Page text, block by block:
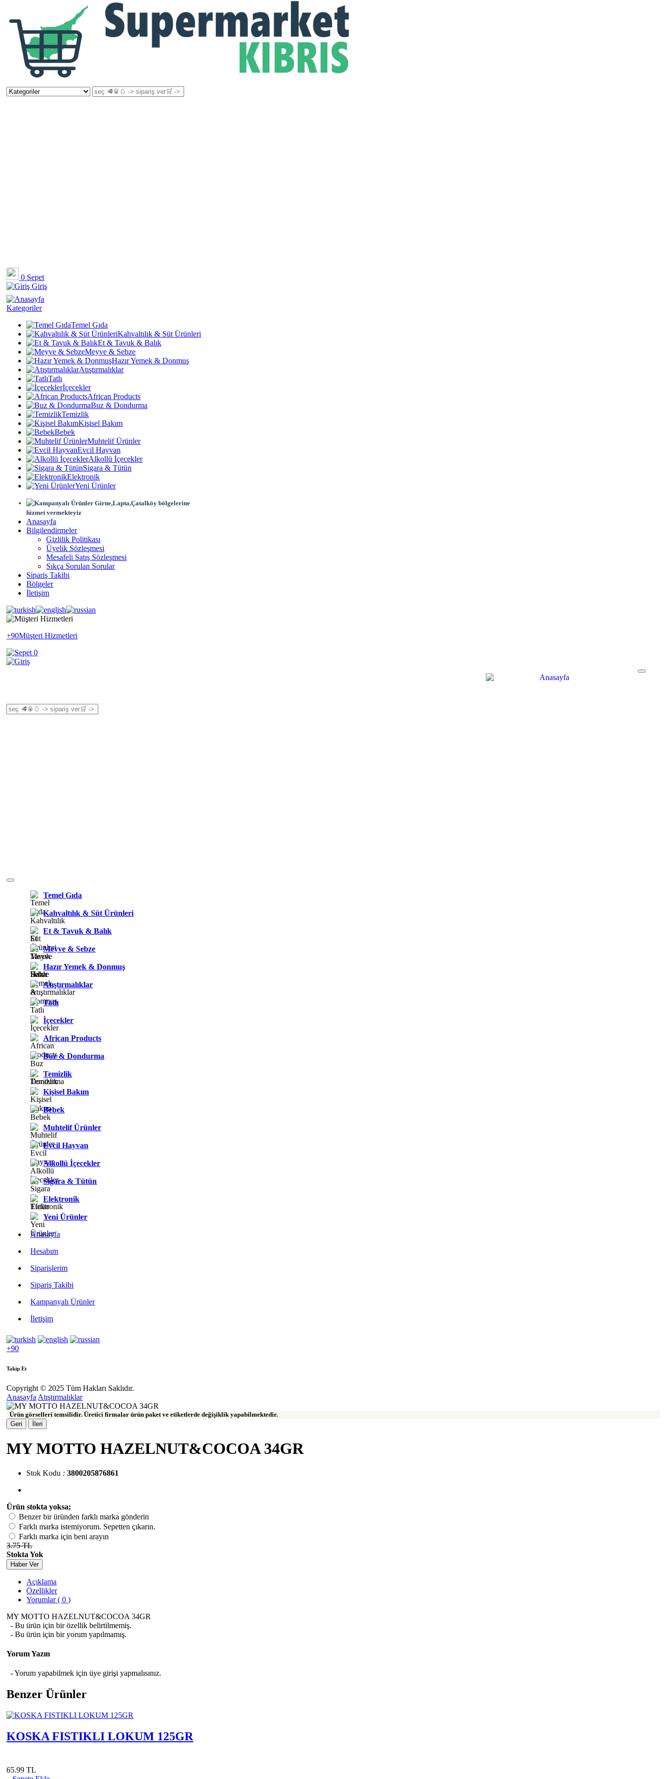
0 Sepet
Giriş
Kategoriler
Temel Gıda
Kahvaltılık & Süt Ürünleri
Et & Tavuk & Balık
Meyve & Sebze
Hazır Yemek & Donmuş
Atıştırmalıklar
Tatlı
İçecekler
African Products
Buz & Dondurma
Temizlik
Kişisel Bakım
Bebek
Muhtelif Ürünler
Evcil Hayvan
Alkollü İçecekler
Sigara & Tütün
Elektronik
Yeni Ürünler
Girne,Lapta,Çatalköy bölgelerine
hizmet vermekteyiz
Anasayfa
Bilgilendirmeler
Gizlilik Politikası
Üyelik Sözleşmesi
Mesafeli Satış Sözleşmesi
Sıkça Sorulan Sorular
Sipariş Takibi
Bölgeler
İletişim
+90Müşteri Hizmetleri
0
Temel Gıda
Kahvaltılık & Süt Ürünleri
Et & Tavuk & Balık
Meyve & Sebze
Hazır Yemek & Donmuş
Atıştırmalıklar
Tatlı
İçecekler
African Products
Buz & Dondurma
Temizlik
Kişisel Bakım
Bebek
Muhtelif Ürünler
Evcil Hayvan
Alkollü İçecekler
Sigara & Tütün
Elektronik
Yeni Ürünler
Anasayfa
Hesabım
Siparişlerim
Sipariş Takibi
Kampanyalı Ürünler
İletişim
+90
Takip Et
Copyright © 2025 Tüm Hakları Saklıdır.
Anasayfa Atıştırmalıklar
Ürün görselleri temsilidir. Üretici firmalar ürün paket ve etiketlerde değişiklik yapabilmektedir.
Geri
İleri
MY MOTTO HAZELNUT&COCOA 34GR
Stok Kodu : 3800205876861
Ürün stokta yoksa;
Benzer bir üründen farklı marka gönderin
Farklı marka istemiyorum. Sepetten çıkarın.
Farklı marka için beni arayın
3.75 TL
Stokta Yok
Haber Ver
Açıklama
Özellikler
Yorumlar ( 0 )
MY MOTTO HAZELNUT&COCOA 34GR
- Bu ürün için bir özellik belirtilmemiş.
- Bu ürün için bir yorum yapılmamış.
Yorum Yazın
- Yorum yapabilmek için üye girişi yapmalısınız.
Benzer Ürünler
KOSKA FISTIKLI LOKUM 125GR
65.99 TL